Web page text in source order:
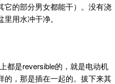
它的部分男女都能干）。没有浇
用水冲干净。
都是reversible的，就是电动机
的，那是插在一起的。拔下来其